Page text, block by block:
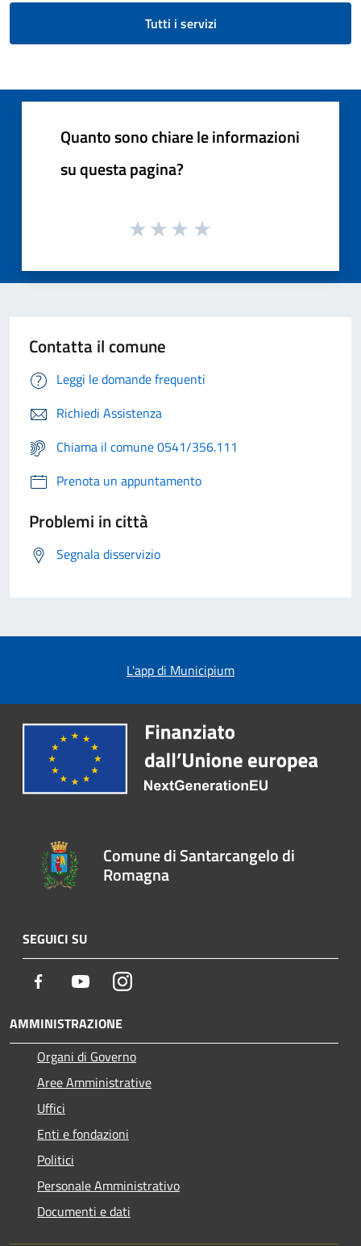
Tutti i servizi
Quanto sono chiare le informazioni
su questa pagina?
Contatta il comune
Leggi le domande frequenti
Richiedi Assistenza
Chiama il comune 0541/356.111
Prenota un appuntamento
Problemi in città
Segnala disservizio
L'app di Municipium
Comune di Santarcangelo di
Romagna
SEGUICI SU
Facebook YoutubeInstagram
AMMINISTRAZIONE
Organi di Governo
Aree Amministrative
Uffici
Enti e fondazioni
Politici
Personale Amministrativo
Documenti e dati